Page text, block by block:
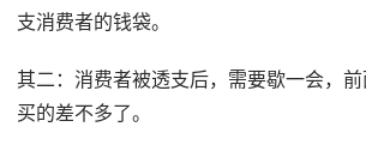
支消费者的钱袋。
其二：消费者被透支后，需要歇一会，
买的差不多了。